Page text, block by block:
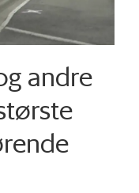
andre